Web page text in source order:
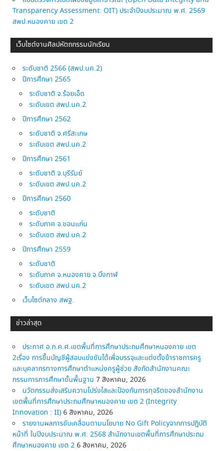
Transparency Assessment: OIT) ประจำปีงบประมาณ พ.ศ. 2569
สพป.หนองคาย เขต 2
เว็บไซต์งานศิลปหัตถกรรมนักเรียน
ระดับชาติ 2566 (สพป.นค.2)
ปีการศึกษา 2565
ระดับชาติ จ.ร้อยเอ็ด
ระดับเขต สพป.นค.2
ปีการศึกษา 2562
ระดับชาติ จ.ศรีสะเกษ
ระดับเขต สพป.นค.2
ปีการศึกษา 2561
ระดับชาติ จ.บุรีรัมย์
ระดับเขต สพป.นค.2
ปีการศึกษา 2560
ระดับชาติ
ระดับภาค จ.ขอนแก่น
ระดับเขต สพป.นค.2
ปีการศึกษา 2559
ระดับชาติ
ระดับภาค จ.หนองคาย จ.บึงกาฬ
ระดับเขต สพป.นค.2
เว็บไซต์กลาง สพฐ.
ข่าวล่าสุด
ประกาศ อ.ก.ค.ศ.เขตพื้นที่การศึกษาประถมศึกษาหนองคาย เขต
2เรื่อง การขึ้นบัญชีผู้สอบแข่งขันได้เพื่อบรรจุและแต่งตั้งข้าราชการครู
และบุคลากรทางการศึกษาตำแหน่งครูผู้ช่วย สังกัดสำนักงานคณะ
กรรมการการศึกษาขั้นพื้นฐาน 7 สิงหาคม, 2026
นวัตกรรมส่งเสริมความโปร่งใสและป้องกันการทุจริตของสำนักงาน
เขตพื้นที่การศึกษาประถมศึกษาหนองคาย เขต 2 (Integrity
Innovation : II) 6 สิงหาคม, 2026
รายงานผลการขับเคลื่อนตามนโยบาย No Gift Policyจากการปฏิบัติ
หน้าที่ ในปีงบประมาณ พ.ศ. 2568 สำนักงานเขตพื้นที่การศึกษาประถม
ศึกษาหนองคาย เขต 2 6 สิงหาคม, 2026